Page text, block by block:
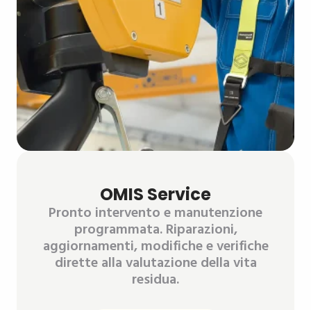
OMIS Service
Pronto intervento e manutenzione
programmata. Riparazioni,
aggiornamenti, modifiche e verifiche
dirette alla valutazione della vita
residua.